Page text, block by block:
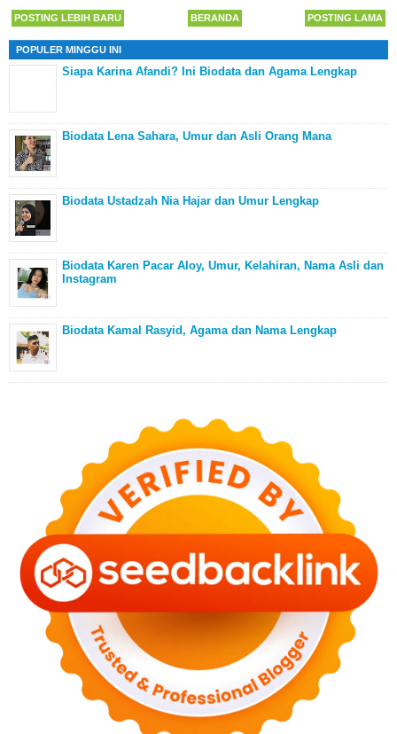
POSTING LEBIH BARU POSTING LAMA
BERANDA
POPULER MINGGU INI
Siapa Karina Afandi? Ini Biodata dan Agama Lengkap
Biodata Lena Sahara, Umur dan Asli Orang Mana
Biodata Ustadzah Nia Hajar dan Umur Lengkap
Biodata Karen Pacar Aloy, Umur, Kelahiran, Nama Asli dan
Instagram
Biodata Kamal Rasyid, Agama dan Nama Lengkap